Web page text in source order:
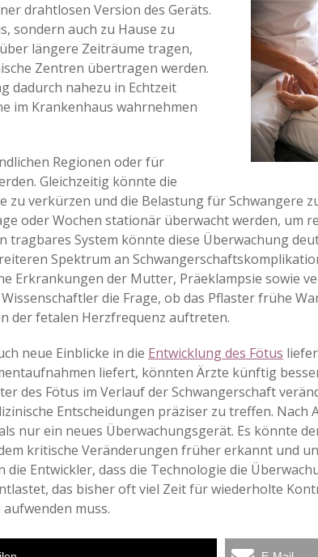
drahtlosen Version des Geräts.
sondern auch zu Hause zu
längere Zeiträume tragen,
Zentren übertragen werden.
dadurch nahezu in Echtzeit
im Krankenhaus wahrnehmen
Regionen oder für
Gleichzeitig könnte die
verkürzen und die Belastung für Schwangere
oder Wochen stationär überwacht werden, um
tragbares System könnte diese Überwachung
Spektrum an
Erkrankungen der Mutter, Präeklampsie sowie
die Frage, ob das Pflaster frühe
der fetalen Herzfrequenz auftreten.
neue Einblicke in die Entwicklung des Fötus
liefert, könnten Ärzte künftig
des Fötus im Verlauf der Schwangerschaft
Entscheidungen präziser zu treffen. Nach
nur ein neues Überwachungsgerät. Es könnte
kritische Veränderungen früher erkannt und
Entwickler, dass die Technologie die
das bisher oft viel Zeit für wiederholte
muss.